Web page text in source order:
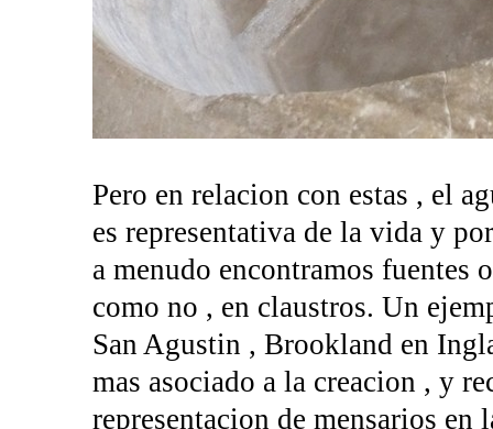
Pero en relacion con estas , el
es representativa de la vida y
a menudo encontramos fuentes
como no , en claustros. Un
San Agustin , Brookland en
mas asociado a la creacion , y
representacion de mensarios en